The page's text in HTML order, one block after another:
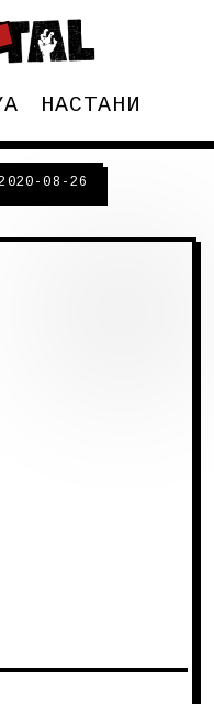
НАСТАНИ
2020-08-26